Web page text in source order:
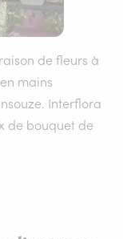
de fleurs à
mains
Interflora
de bouquet de